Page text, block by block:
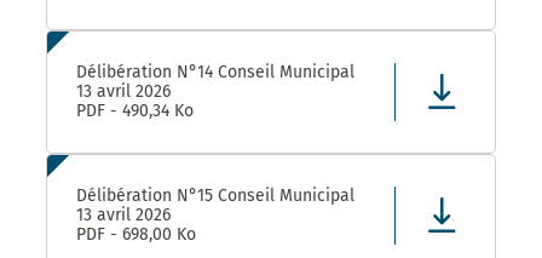
Délibération N°14 Conseil Municipal
13 avril 2026
PDF - 490,34 Ko
Délibération N°15 Conseil Municipal
13 avril 2026
PDF - 698,00 Ko